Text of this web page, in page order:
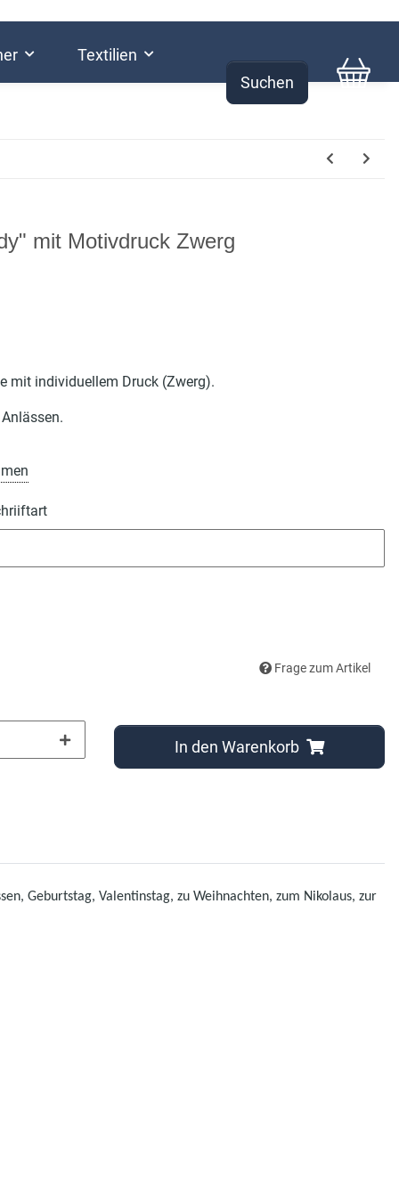
Suchen
Textilien
mit Motivdruck Zwerg
mit individuellem Druck (Zwerg).
Frage zum Artikel
In den Warenkorb
Geburtstag, Valentinstag, zu Weihnachten, zum Nikolaus, zur